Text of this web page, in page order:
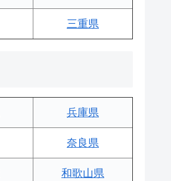
三重県
兵庫県
奈良県
和歌山県